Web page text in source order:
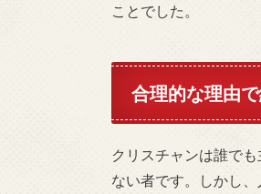
ことでした。
合理的な理由
クリスチャンは誰で
ない者です。しかし